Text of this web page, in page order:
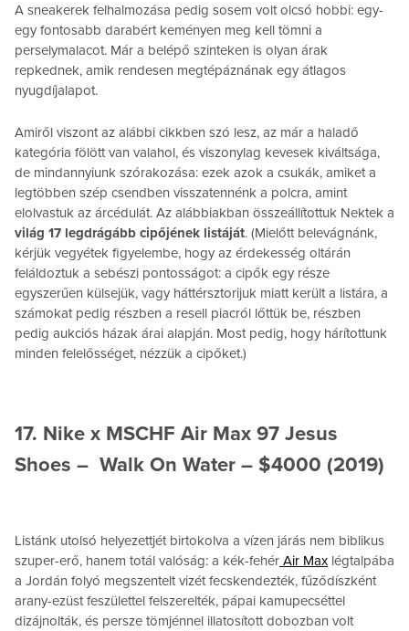
A sneakerek felhalmozása pedig sosem volt olcsó hobbi: egy-
egy fontosabb darabért keményen meg kell tömni a
perselymalacot. Már a belépő szinteken is olyan árak
repkednek, amik rendesen megtépáznának egy átlagos
nyugdíjalapot.
Amiről viszont az alábbi cikkben szó lesz, az már a haladő
kategória fölött van valahol, és viszonylag kevesek kiváltsága,
de mindannyiunk szórakozása: ezek azok a csukák, amiket a
legtöbben szép csendben visszatennénk a polcra, amint
elolvastuk az árcédulát. Az alábbiakban összeállítottuk Nektek a
világ 17 legdrágább cipőjének listáját. (Mielőtt belevágnánk,
kérjük vegyétek figyelembe, hogy az érdekesség oltárán
feláldoztuk a sebészi pontosságot: a cipők egy része
egyszerűen külsejük, vagy háttérsztorijuk miatt került a listára, a
számokat pedig részben a resell piacról lőttük be, részben
pedig aukciós házak árai alapján. Most pedig, hogy hárítottunk
minden felelősséget, nézzük a cipőket.)
17. Nike x MSCHF Air Max 97 Jesus
Shoes – Walk On Water – $4000 (2019)
Listánk utolsó helyezettjét birtokolva a vízen járás nem biblikus
szuper-erő, hanem totál valóság: a kék-fehér Air Max légtalpába
a Jordán folyó megszentelt vizét fecskendezték, fűződíszként
arany-ezüst feszülettel felszerelték, pápai kamupecséttel
dizájnolták, és persze tömjénnel illatosított dobozban volt